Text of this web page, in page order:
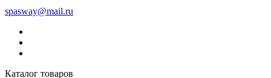
spasway@mail.ru
Каталог товаров